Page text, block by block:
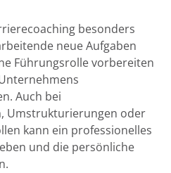
besonders
neue Aufgaben
Führungsrolle vorbereiten
Auch bei
Umstrukturierungen oder
kann ein professionelles
und die persönliche